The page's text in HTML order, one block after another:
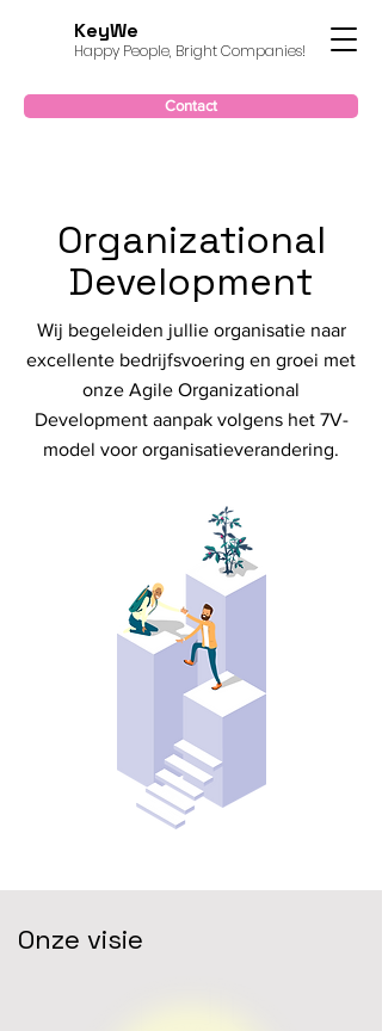
KeyWe
Happy People, Bright Companies!
Contact
Organizational
Development
Wij begeleiden jullie organisatie naar
excellente bedrijfsvoering en groei met
onze Agile Organizational
Development aanpak volgens het 7V-
model voor organisatieverandering.
Onze visie